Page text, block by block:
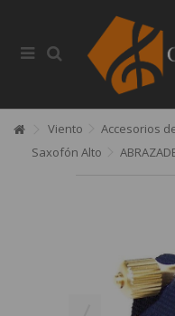
Viento Accesorios
Saxofón Alto